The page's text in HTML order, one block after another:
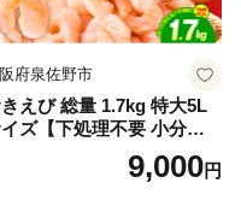
府泉佐野市
えび 総量 1.7kg 特大5L
ズ【下処理不要 小分け 8
訳あり サイズ不揃い
ナメイエビ バラ凍結】
9,000円